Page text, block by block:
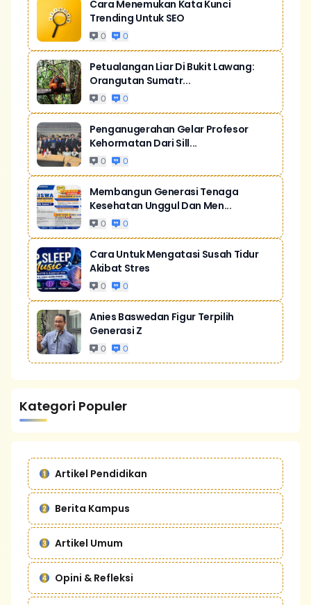
Cara Menemukan Kata Kunci
Trending Untuk SEO
0 0
Petualangan Liar Di Bukit Lawang:
Orangutan Sumatr...
0 0
Penganugerahan Gelar Profesor
Kehormatan Dari Sill...
0 0
Membangun Generasi Tenaga
Kesehatan Unggul Dan Men...
0 0
Cara Untuk Mengatasi Susah Tidur
Akibat Stres
0 0
Anies Baswedan Figur Terpilih
Generasi Z
0 0
Kategori Populer
Artikel Pendidikan
Berita Kampus
Artikel Umum
Opini & Refleksi